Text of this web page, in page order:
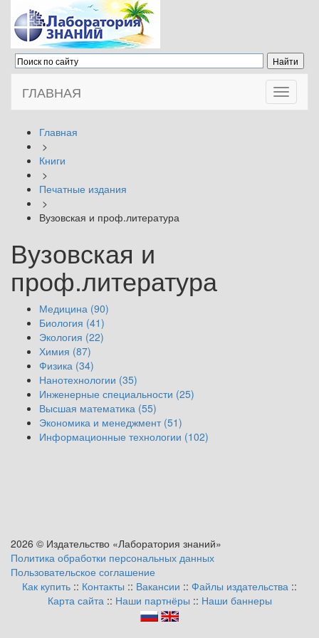
Toggle
ГЛАВНАЯ
Главная
>
Книги
>
Печатные издания
>
Вузовская и проф.литература
Вузовская и
проф.литература
Медицина (90)
Биология (41)
Экология (22)
Химия (87)
Физика (34)
Нанотехнологии (35)
Инженерные специальности (25)
Высшая математика (55)
Экономика и менеджмент (51)
Информационные технологии (102)
2026 © Издательство «Лаборатория знаний»
Политика обработки персональных данных
Пользовательское соглашение
Как купить :: Контакты :: Вакансии :: Файлы издательства ::
Карта сайта:: Наши партнёры :: Наши баннеры